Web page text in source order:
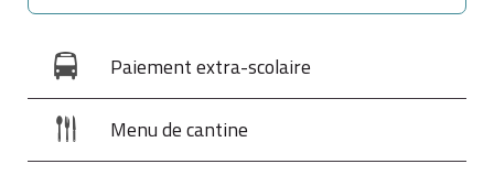
Paiement extra-scolaire
Menu de cantine